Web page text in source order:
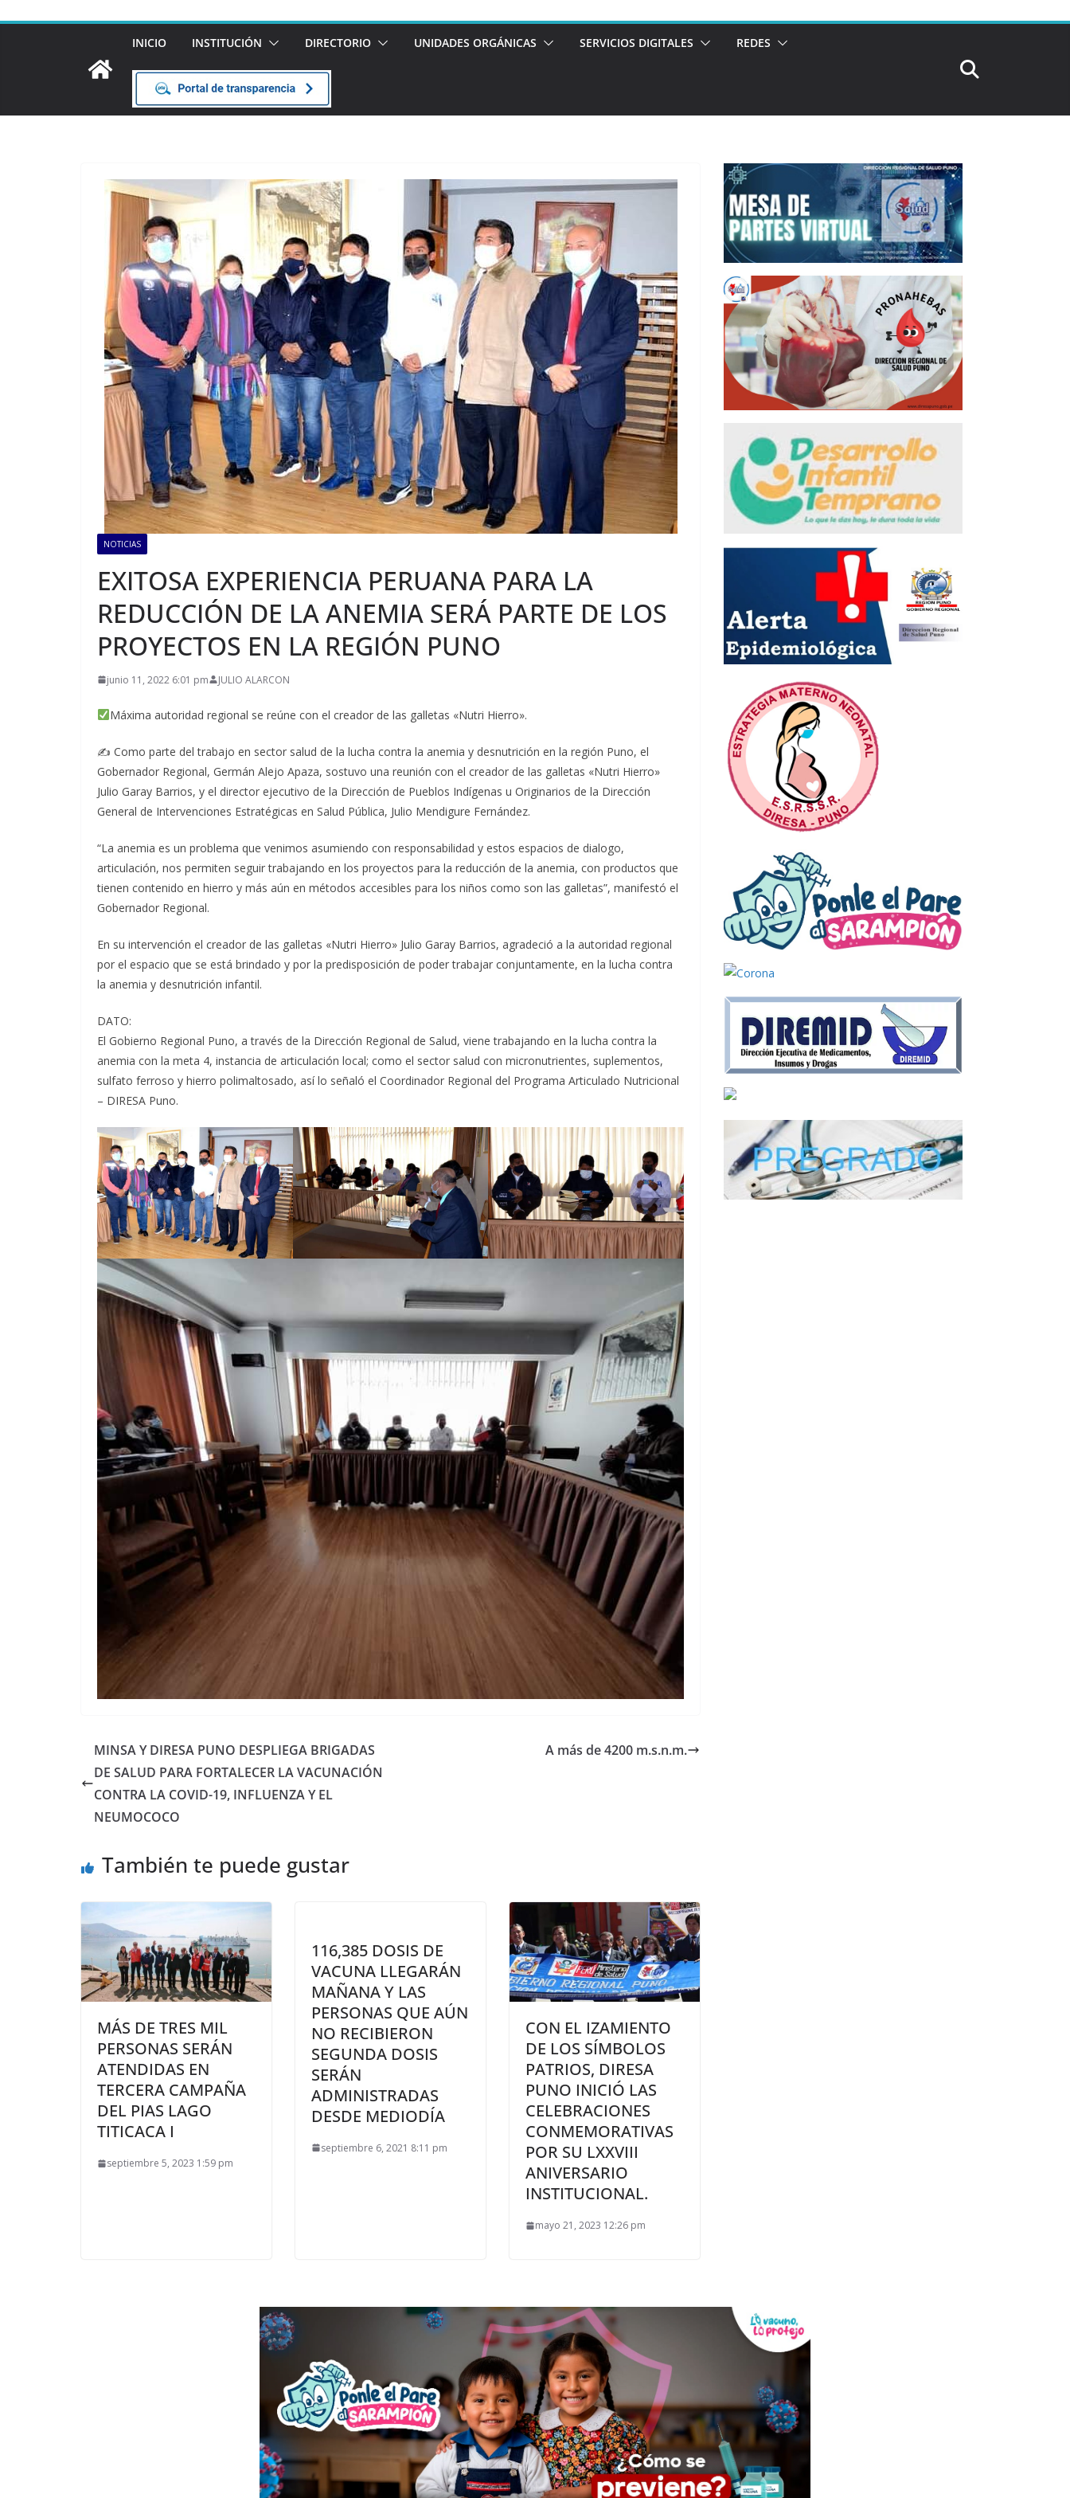
INICIO INSTITUCIÓN DIRECTORIO UNIDADES ORGÁNICAS SERVICIOS DIGITALES REDES
NOTICIAS
EXITOSA EXPERIENCIA PERUANA PARA LA
REDUCCIÓN DE LA ANEMIA SERÁ PARTE DE LOS
PROYECTOS EN LA REGIÓN PUNO
junio 11, 2022 6:01 pm JULIO ALARCON
Máxima autoridad regional se reúne con el creador de las galletas «Nutri Hierro».
✍️ Como parte del trabajo en sector salud de la lucha contra la anemia y desnutrición en la región Puno, el
Gobernador Regional, Germán Alejo Apaza, sostuvo una reunión con el creador de las galletas «Nutri Hierro»
Julio Garay Barrios, y el director ejecutivo de la Dirección de Pueblos Indígenas u Originarios de la Dirección
General de Intervenciones Estratégicas en Salud Pública, Julio Mendigure Fernández.
“La anemia es un problema que venimos asumiendo con responsabilidad y estos espacios de dialogo,
articulación, nos permiten seguir trabajando en los proyectos para la reducción de la anemia, con productos que
tienen contenido en hierro y más aún en métodos accesibles para los niños como son las galletas”, manifestó el
Gobernador Regional.
En su intervención el creador de las galletas «Nutri Hierro» Julio Garay Barrios, agradeció a la autoridad regional
por el espacio que se está brindado y por la predisposición de poder trabajar conjuntamente, en la lucha contra
la anemia y desnutrición infantil.
DATO:
El Gobierno Regional Puno, a través de la Dirección Regional de Salud, viene trabajando en la lucha contra la
anemia con la meta 4, instancia de articulación local; como el sector salud con micronutrientes, suplementos,
sulfato ferroso y hierro polimaltosado, así lo señaló el Coordinador Regional del Programa Articulado Nutricional
– DIRESA Puno.
MINSA Y DIRESA PUNO DESPLIEGA BRIGADAS
DE SALUD PARA FORTALECER LA VACUNACIÓN
CONTRA LA COVID-19, INFLUENZA Y EL
NEUMOCOCO
A más de 4200 m.s.n.m.
También te puede gustar
MÁS DE TRES MIL
PERSONAS SERÁN
ATENDIDAS EN
TERCERA CAMPAÑA
DEL PIAS LAGO
TITICACA I
septiembre 5, 2023 1:59 pm
116,385 DOSIS DE
VACUNA LLEGARÁN
MAÑANA Y LAS
PERSONAS QUE AÚN
NO RECIBIERON
SEGUNDA DOSIS
SERÁN
ADMINISTRADAS
DESDE MEDIODÍA
septiembre 6, 2021 8:11 pm
CON EL IZAMIENTO
DE LOS SÍMBOLOS
PATRIOS, DIRESA
PUNO INICIÓ LAS
CELEBRACIONES
CONMEMORATIVAS
POR SU LXXVIII
ANIVERSARIO
INSTITUCIONAL.
mayo 21, 2023 12:26 pm